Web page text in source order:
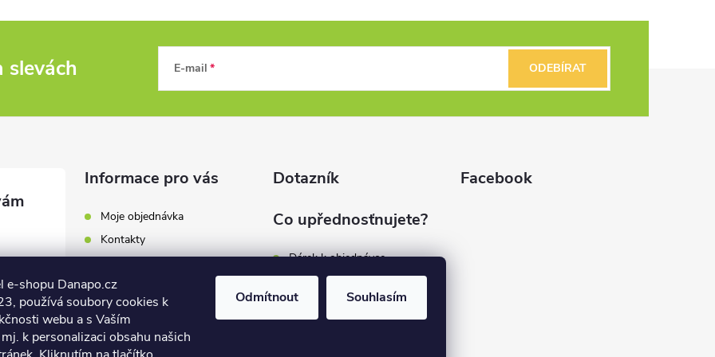
e-shopu Danapo.cz
používá soubory cookies k
webu a s Vaším
k personalizaci obsahu našich
Odmítnout Souhlasím
slevách E-mail ODEBÍRAT
446
Informace pro vás
Moje objednávka
Kontakty
Hodnocení obchodu
Obchodní podmínky
Reklamace a výměna zboží
Dotazník
Co upřednosťnujete?
Dárek k objednávce
Zákaznický servis
Dopravu zdarma
Facebook